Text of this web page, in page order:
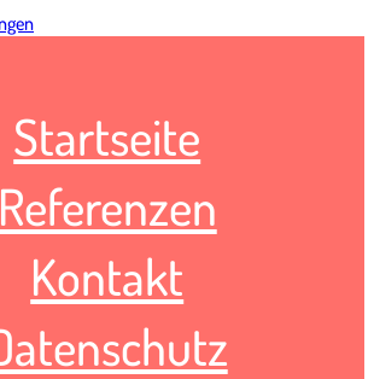
Startseite
Referenzen
Kontakt